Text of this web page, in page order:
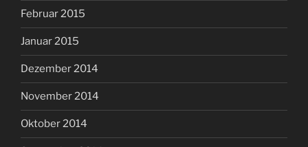
Februar 2015
Januar 2015
Dezember 2014
November 2014
Oktober 2014